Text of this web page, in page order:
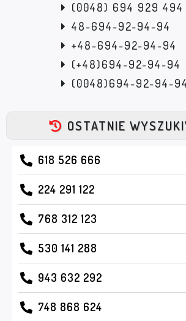
(0048) 694 929 494
48-694-92-94-94
+48-694-92-94-94
(+48)694-92-94-94
(0048)694-92-94-94
OSTATNIE
618 526 666
224 291 122
768 312 123
530 141 288
943 632 292
748 868 624